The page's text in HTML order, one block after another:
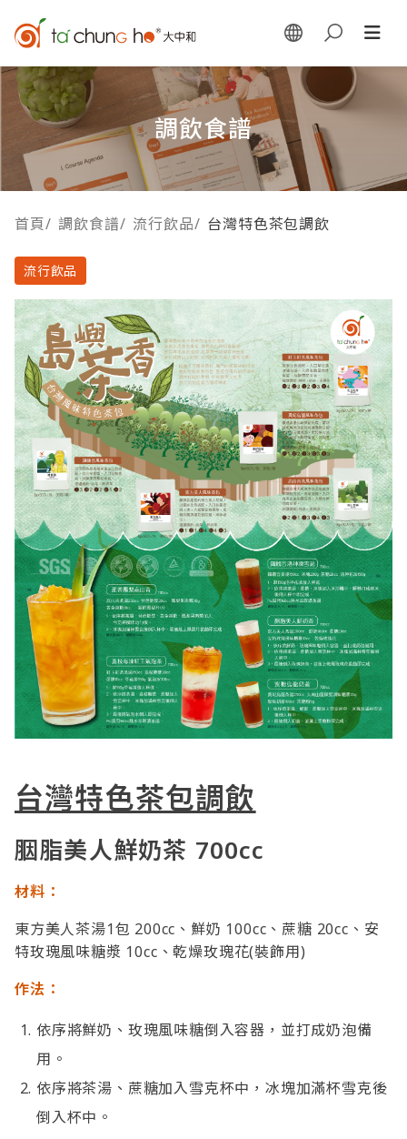
調飲食譜
首頁/ 調飲食譜/ 流行飲品/ 台灣特色茶包調飲
流行飲品
台灣特色茶包調飲
胭脂美人鮮奶茶 700cc
材料：
東方美人茶湯1包 200cc、鮮奶 100cc、蔗糖 20cc、安
特玫瑰風味糖漿 10cc、乾燥玫瑰花(裝飾用)
作法：
依序將鮮奶、玫瑰風味糖倒入容器，並打成奶泡備
用。
依序將茶湯、蔗糖加入雪克杯中，冰塊加滿杯雪克後
倒入杯中。